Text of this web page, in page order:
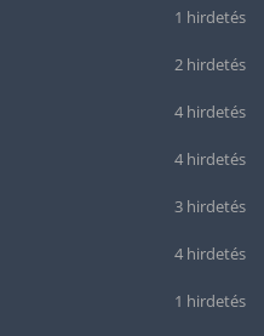
1 hirdetés
2 hirdetés
4 hirdetés
4 hirdetés
3 hirdetés
4 hirdetés
1 hirdetés